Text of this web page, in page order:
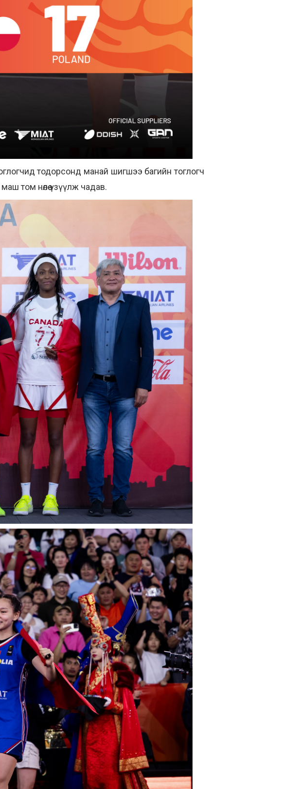
тодорсонд манай шигшээ багийн тоглогч
том нөлөө үзүүлж чадав.